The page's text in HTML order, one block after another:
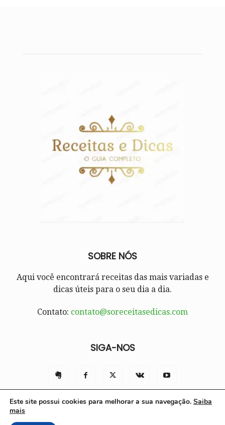
SOBRE NÓS
Aqui você encontrará receitas das mais variadas e
dicas úteis para o seu dia a dia.
Contato: contato@soreceitasedicas.com
SIGA-NOS
Este site possui cookies para melhorar a sua navegação. Saiba
mais